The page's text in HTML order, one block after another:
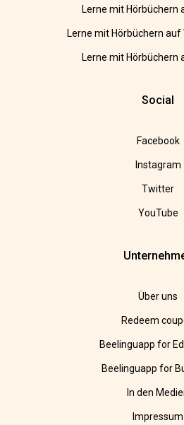
Lerne mit Hörbüchern
Lerne mit Hörbüchern
Lerne mit Hörbüchern
Social
Facebook
Instagram
Twitter
YouTube
Über uns
Redeem
Beelinguapp for
Beelinguapp for
In den
Impressum